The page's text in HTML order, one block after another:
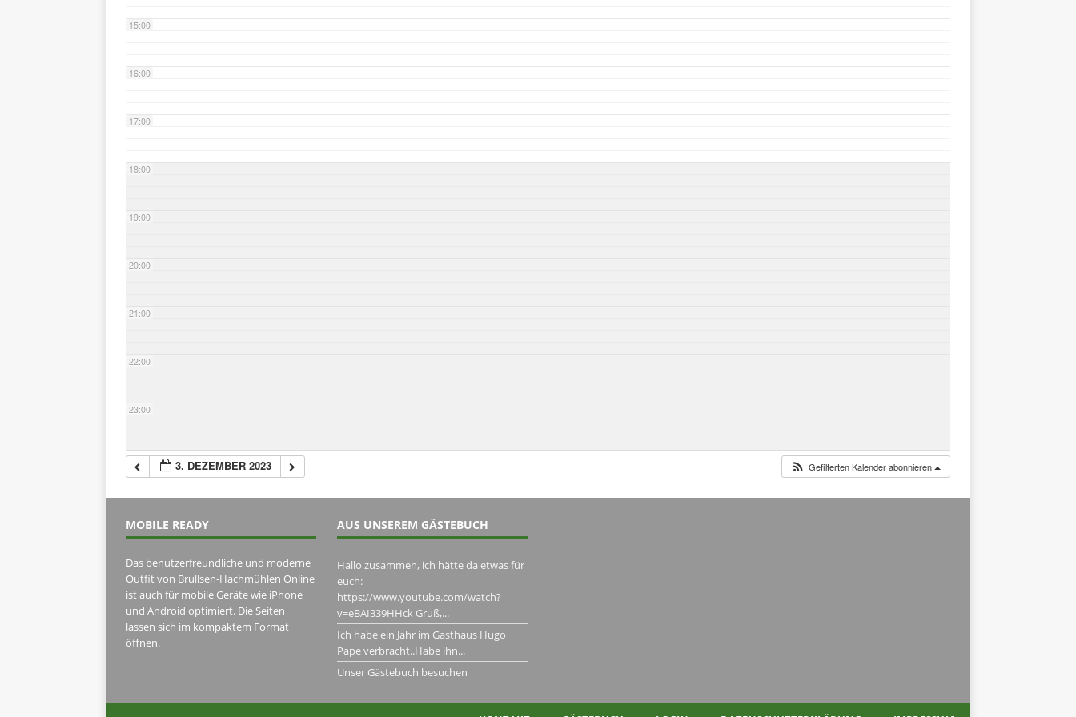
15:00
16:00
17:00
18:00
19:00
20:00
21:00
22:00
23:00
3. DEZEMBER 2023 Gefilterten Kalender abonnieren
MOBILE READY
Das benutzerfreundliche und moderne
Outfit von Brullsen-Hachmühlen Online
ist auch für mobile Geräte wie iPhone
und Android optimiert. Die Seiten
lassen sich im kompaktem Format
öffnen.
AUS UNSEREM GÄSTEBUCH
Hallo zusammen, ich hätte da etwas für
euch:
https://www.youtube.com/watch?
v=eBAI339HHck Gruß,...
Ich habe ein Jahr im Gasthaus Hugo
Pape verbracht..Habe ihn...
Unser Gästebuch besuchen